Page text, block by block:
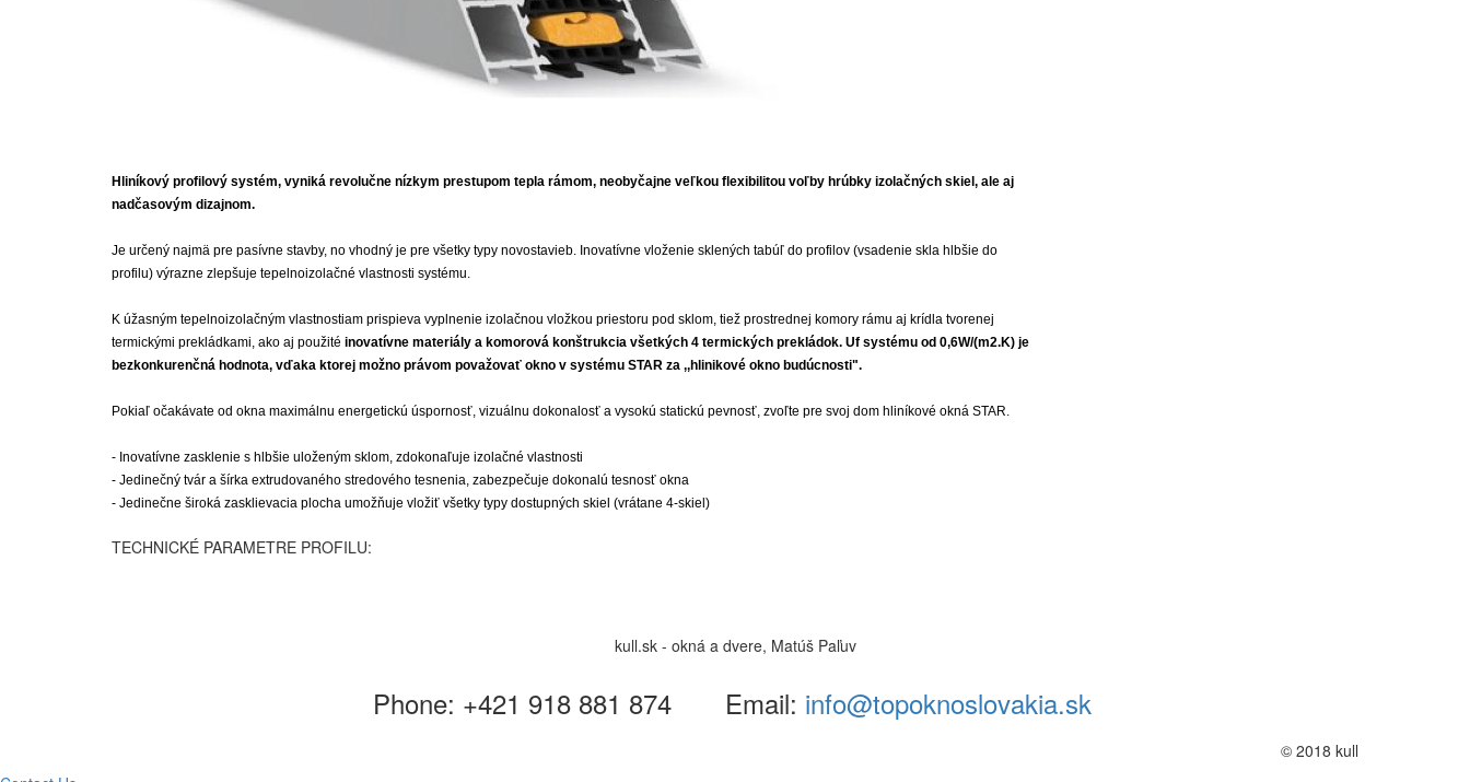
Hliníkový profilový systém, vyniká revolučne nízkym prestupom tepla rámom, neobyčajne veľkou flexibilitou voľby hrúbky izolačných skiel, ale aj
nadčasovým dizajnom.
Je určený najmä pre pasívne stavby, no vhodný je pre všetky typy novostavieb. Inovatívne vloženie sklených tabúľ do profilov (vsadenie skla hlbšie do
profilu) výrazne zlepšuje tepelnoizolačné vlastnosti systému.
K úžasným tepelnoizolačným vlastnostiam prispieva vyplnenie izolačnou vložkou priestoru pod sklom, tiež prostrednej komory rámu aj krídla tvorenej
termickými prekládkami, ako aj použité inovatívne materiály a komorová konštrukcia všetkých 4 termických prekládok. Uf systému od 0,6W/(m2.K) je
bezkonkurenčná hodnota, vďaka ktorej možno právom považovať okno v systému STAR za ,,hlinikové okno budúcnosti".
Pokiaľ očakávate od okna maximálnu energetickú úspornosť, vizuálnu dokonalosť a vysokú statickú pevnosť, zvoľte pre svoj dom hliníkové okná STAR.
- Inovatívne zasklenie s hlbšie uloženým sklom, zdokonaľuje izolačné vlastnosti
- Jedinečný tvár a šírka extrudovaného stredového tesnenia, zabezpečuje dokonalú tesnosť okna
- Jedinečne široká zasklievacia plocha umožňuje vložiť všetky typy dostupných skiel (vrátane 4-skiel)
TECHNICKÉ PARAMETRE PROFILU:
kull.sk - okná a dvere, Matúš Paľuv
Phone: +421 918 881 874 Email: info@topoknoslovakia.sk
© 2018 kull